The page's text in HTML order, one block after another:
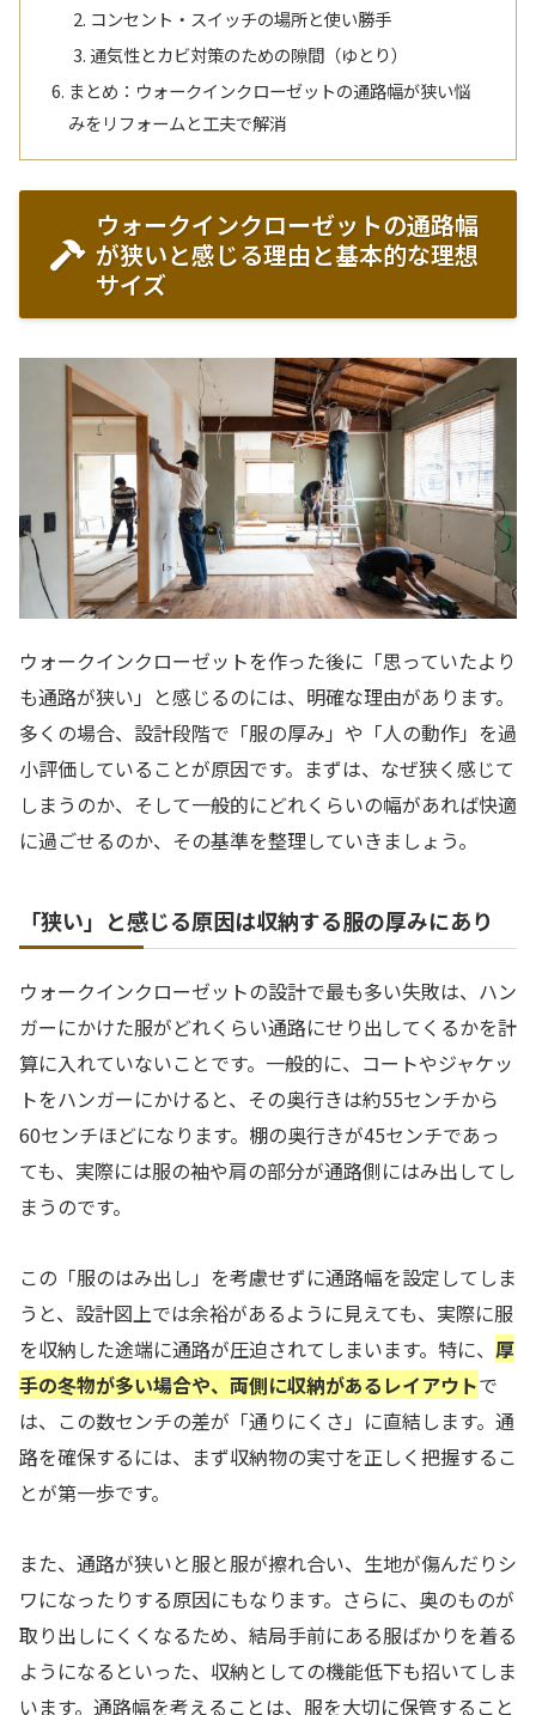
コンセント・スイッチの場所と使い勝手
通気性とカビ対策のための隙間（ゆとり）
まとめ：ウォークインクローゼットの通路幅が狭い悩
みをリフォームと工夫で解消
ウォークインクローゼットの通路幅
が狭いと感じる理由と基本的な理想
サイズ
ウォークインクローゼットを作った後に「思っていたより
も通路が狭い」と感じるのには、明確な理由があります。
多くの場合、設計段階で「服の厚み」や「人の動作」を過
小評価していることが原因です。まずは、なぜ狭く感じて
しまうのか、そして一般的にどれくらいの幅があれば快適
に過ごせるのか、その基準を整理していきましょう。
「狭い」と感じる原因は収納する服の厚みにあり
ウォークインクローゼットの設計で最も多い失敗は、ハン
ガーにかけた服がどれくらい通路にせり出してくるかを計
算に入れていないことです。一般的に、コートやジャケッ
トをハンガーにかけると、その奥行きは約55センチから
60センチほどになります。棚の奥行きが45センチであっ
ても、実際には服の袖や肩の部分が通路側にはみ出してし
まうのです。
この「服のはみ出し」を考慮せずに通路幅を設定してしま
うと、設計図上では余裕があるように見えても、実際に服
を収納した途端に通路が圧迫されてしまいます。特に、 厚
手の冬物が多い場合や、両側に収納があるレイアウトで
は、この数センチの差が「通りにくさ」に直結します。通
路を確保するには、まず収納物の実寸を正しく把握するこ
とが第一歩です。
また、通路が狭いと服と服が擦れ合い、生地が傷んだりシ
ワになったりする原因にもなります。さらに、奥のものが
取り出しにくくなるため、結局手前にある服ばかりを着る
ようになるといった、収納としての機能低下も招いてしま
います。通路幅を考えることは、服を大切に保管すること